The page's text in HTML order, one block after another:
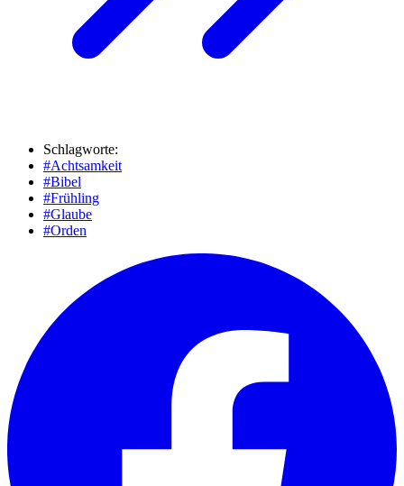
Schlagworte:
#Achtsamkeit
#Bibel
#Frühling
#Glaube
#Orden